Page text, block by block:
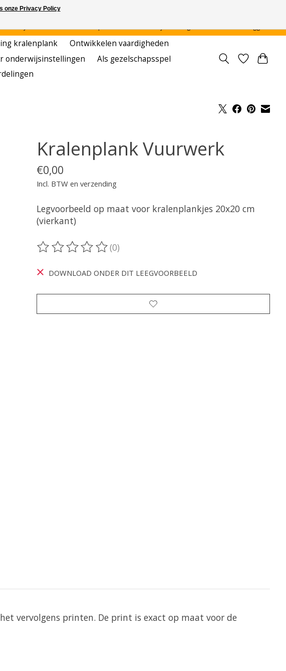
kralenplank
Ontwikkelen vaardigheden
onderwijsinstellingen
Als gezelschapsspel
Kralenplank Vuurwerk
€0,00
Incl. BTW en verzending
Legvoorbeeld op maat voor kralenplankjes 20x20 cm
(vierkant)
De beoordeling van dit product is
(0)
DOWNLOAD ONDER DIT LEEGVOORBEELD
vervolgens printen. De print is exact op maat voor de
onze Privacy Policy